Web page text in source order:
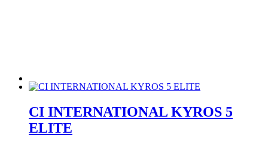
CI INTERNATIONAL KYROS 5
ELITE